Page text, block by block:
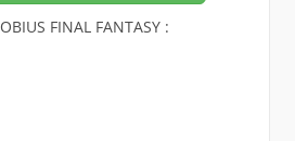
FINAL FANTASY :